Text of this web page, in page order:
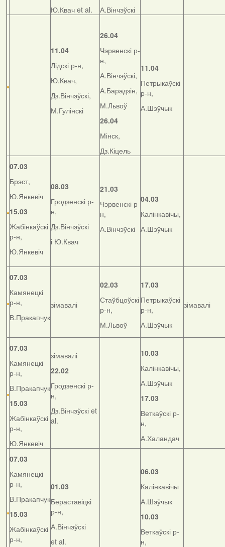
Ю.Квач et al.
А.Вінчэўскі
11.04
Лідскі р-н,
Ю.Квач,
Дз.Вінчэўскі,
М.Гулінскі
26.04
Чэрвенскі р-
н,
А.Вінчэўскі,
А.Барадзін,
М.Львоў
26.04
Мінск,
Дз.Кіцель
11.04
Петрыкаўскі
р-н,
А.Шэўчык
07.03
Брэст,
Ю.Янкевіч
15.03
Жабінкаўскі
р-н,
Ю.Янкевіч
08.03
Гродзенскі р-
н,
Дз.Вінчэўскі
і Ю.Квач
21.03
Чэрвенскі р-
н,
А.Вінчэўскі
04.03
Калінкавічы,
А.Шэўчык
07.03
Камянецкі
р-н,
В.Пракапчук
зімавалі
02.03
Стаўбцоўскі
р-н,
М.Львоў
17.03
Петрыкаўскі
р-н,
А.Шэўчык
зімавалі
07.03
Камянецкі
р-н,
В.Пракапчук
15.03
Жабінкаўскі
р-н,
Ю.Янкевіч
зімавалі
22.02
Гродзенскі р-
н,
Дз.Вінчэўскі et
al.
10.03
Калінкавічы,
А.Шэўчык
17.03
Веткаўскі р-
н,
А.Халандач
07.03
Камянецкі
р-н,
В.Пракапчук
15.03
Жабінкаўскі
р-н,
01.03
Бераставіцкі
р-н,
А.Вінчэўскі
et al.
06.03
Калінкавічы
А.Шэўчык
10.03
Веткаўскі р-
н,